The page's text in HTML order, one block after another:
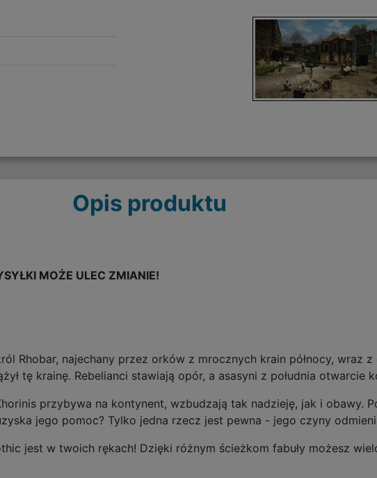
Opis produktu
MOŻE ULEC ZMIANIE!
Rhobar, najechany przez orków z mrocznych krain północy, wraz z
tę krainę. Rebelianci stawiają opór, a asasyni z południa otwarcie
przybywa na kontynent, wzbudzają tak nadzieję, jak i obawy.
jego pomoc? Tylko jedna rzecz jest pewna - jego czyny
jest w twoich rękach! Dzięki różnym ścieżkom fabuły możesz